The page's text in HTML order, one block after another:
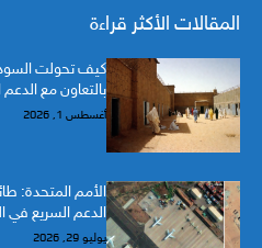
المقالات الأكثر قراءة
كيف تحولت
بالتعاون مع
أغسطس 1, 2026
الأمم المتحدة:
الدعم السريع في
يوليو 29, 2026